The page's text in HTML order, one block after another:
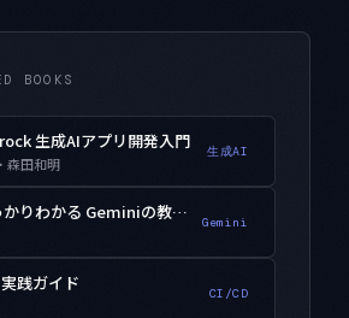
BOOKS
生成AIアプリ開発入門
森田和明
生成AI
この1冊でしっかりわかる Geminiの教科書 Gemini
践ガイド CI/CD